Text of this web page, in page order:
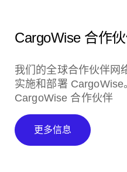
CargoWise 合作
我们的全球合作伙伴网
实施和部署
CargoWise 合作伙伴
更多信息